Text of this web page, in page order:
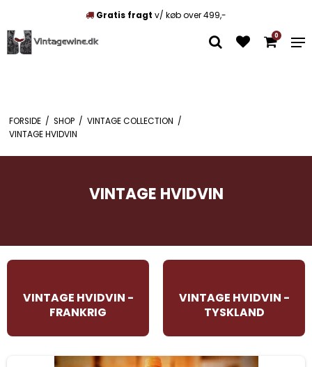
Unikke vine Mix som du vil
0
FORSIDE / SHOP / VINTAGE COLLECTION /
VINTAGE HVIDVIN
VINTAGE HVIDVIN
VINTAGE HVIDVIN -
FRANKRIG
VINTAGE HVIDVIN -
TYSKLAND